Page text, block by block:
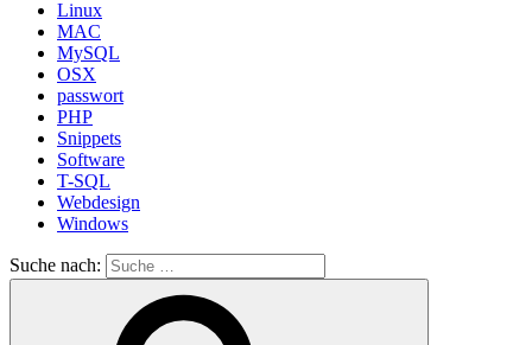
Linux
MAC
MySQL
OSX
passwort
PHP
Snippets
Software
T-SQL
Webdesign
Windows
Suche nach: